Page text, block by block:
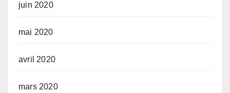
juin 2020
mai 2020
avril 2020
mars 2020